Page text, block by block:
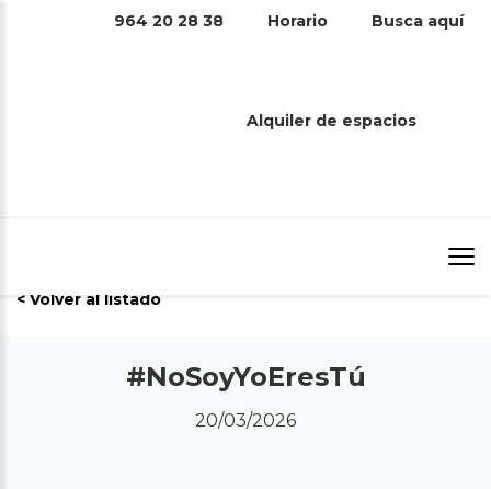
964 20 28 38 Horario Busca aquí
Alquiler de espacios
< Volver al listado
#NoSoyYoEresTú
20/03/2026